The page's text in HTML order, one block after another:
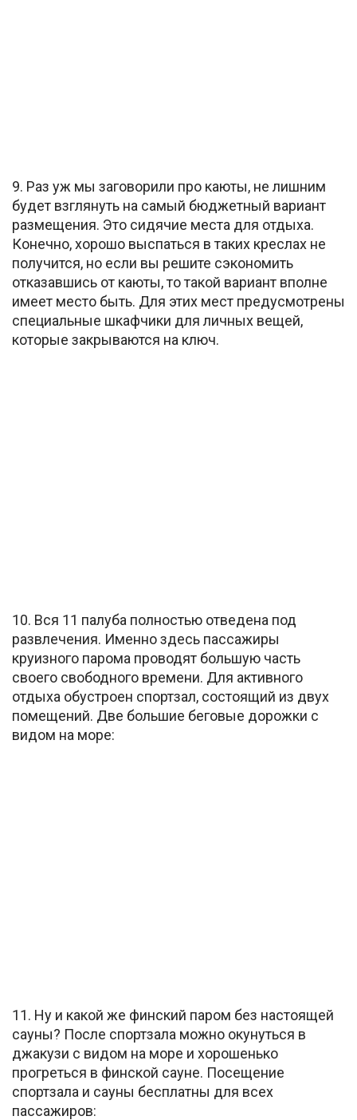
9. Раз уж мы заговорили про каюты, не лишним
будет взглянуть на самый бюджетный вариант
размещения. Это сидячие места для отдыха.
Конечно, хорошо выспаться в таких креслах не
получится, но если вы решите сэкономить
отказавшись от каюты, то такой вариант вполне
имеет место быть. Для этих мест предусмотрены
специальные шкафчики для личных вещей,
которые закрываются на ключ.
10. Вся 11 палуба полностью отведена под
развлечения. Именно здесь пассажиры
круизного парома проводят большую часть
своего свободного времени. Для активного
отдыха обустроен спортзал, состоящий из двух
помещений. Две большие беговые дорожки с
видом на море:
11. Ну и какой же финский паром без настоящей
сауны? После спортзала можно окунуться в
джакузи с видом на море и хорошенько
прогреться в финской сауне. Посещение
спортзала и сауны бесплатны для всех
пассажиров: